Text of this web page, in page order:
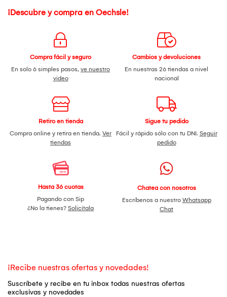
¡Descubre y compra en Oechsle!
Compra fácil y seguro
En solo 6 simples pasos, ve nuestro
video
Cambios y devoluciones
En nuestras 26 tiendas a nivel
nacional
Retiro en tienda
Compra online y retira en tienda. Ver
tiendas
Sigue tu pedido
Fácil y rápido sólo con tu DNI. Seguir
pedido
Hasta 36 cuotas
Pagando con Sip
¿No la tienes? Solicítala
Chatea con nosotros
Escríbenos a nuestro Whatsapp
Chat
¡Recibe nuestras ofertas y novedades!
Suscríbete y recibe en tu inbox todas nuestras ofertas
exclusivas y novedades